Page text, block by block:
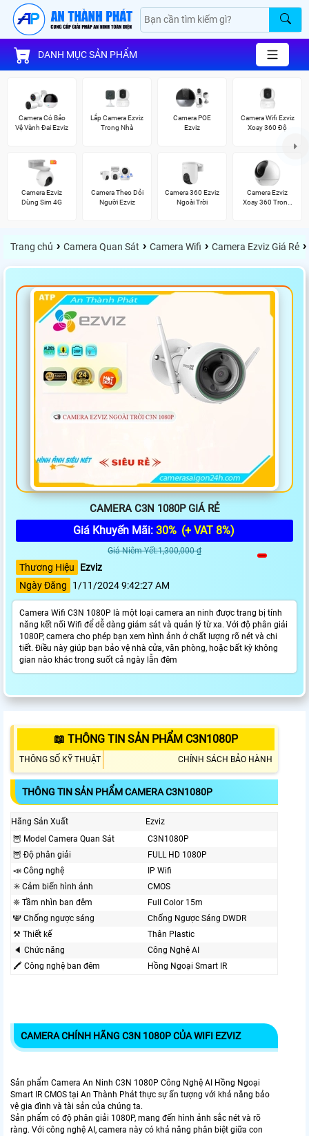
DANH MỤC SẢN PHẨM
Camera Có Bảo
Vệ Vành Đai Ezviz
Lắp Camera Ezviz
Trong Nhà
Camera POE
Ezviz
Camera Wifi Ezviz
Xoay 360 Độ
Camera Ezviz
Dùng Sim 4G
Camera Theo Dỏi
Người Ezviz
Camera 360 Ezviz
Ngoài Trời
Camera Ezviz
Xoay 360 Trong
Trang chủ › Camera Quan Sát › Camera Wifi › Camera Ezviz Giá Rẻ ›
CAMERA C3N 1080P GIÁ RẺ
Giá Khuyến Mãi: 30% (+ VAT 8%)
Giá Niêm Yết:1,300,000 ₫
Thương Hiệu
Ezviz
Ngày Đăng
1/11/2024 9:42:27 AM
Camera Wifi C3N 1080P là một loại camera an ninh được trang bị tính
năng kết nối Wifi để dễ dàng giám sát và quản lý từ xa. Với độ phân giải
1080P, camera cho phép bạn xem hình ảnh ở chất lượng rõ nét và chi
tiết. Điều này giúp bạn bảo vệ nhà cửa, văn phòng, hoặc bất kỳ không
gian nào khác trong suốt cả ngày lẫn đêm
📖 THÔNG TIN SẢN PHẨM C3N1080P
THÔNG SỐ KỸ THUẬT CHÍNH SÁCH BẢO HÀNH
THÔNG TIN SẢN PHẨM CAMERA C3N1080P
Hãng Sản Xuất
Ezviz
🦉 Model Camera Quan Sát
C3N1080P
🦉 Độ phân giải
FULL HD 1080P
📣 Công nghệ
IP Wifi
✳️ Cảm biến hình ảnh
CMOS
❈ Tầm nhìn ban đêm
Full Color 15m
🕎 Chống ngược sáng
Chống Ngược Sáng DWDR
⚒ Thiết kế
Thân Plastic
🔈 Chức năng
Công Nghệ AI
🖍 Công nghệ ban đêm
Hồng Ngoại Smart IR
CAMERA CHÍNH HÃNG C3N 1080P CỦA WIFI EZVIZ
Sản phẩm Camera An Ninh C3N 1080P Công Nghệ AI Hồng Ngoại
Smart IR CMOS tại An Thành Phát thực sự ấn tượng với khả năng bảo
vệ gia đình và tài sản của chúng ta.
Sản phẩm có độ phân giải 1080P, mang đến hình ảnh sắc nét và rõ
ràng. Với công nghệ AI, camera này có khả năng phân biệt giữa con